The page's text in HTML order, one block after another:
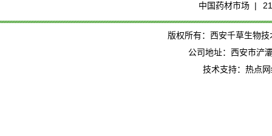
中国药材市场 |
版权所有：西安千草生物
公司地址：西安市浐
技术支持：热点